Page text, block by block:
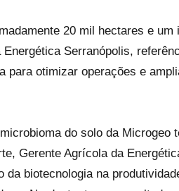
20 mil hectares e
Serranópolis,
para otimizar operações e
do solo da
Gerente Agrícola da
biotecnologia na